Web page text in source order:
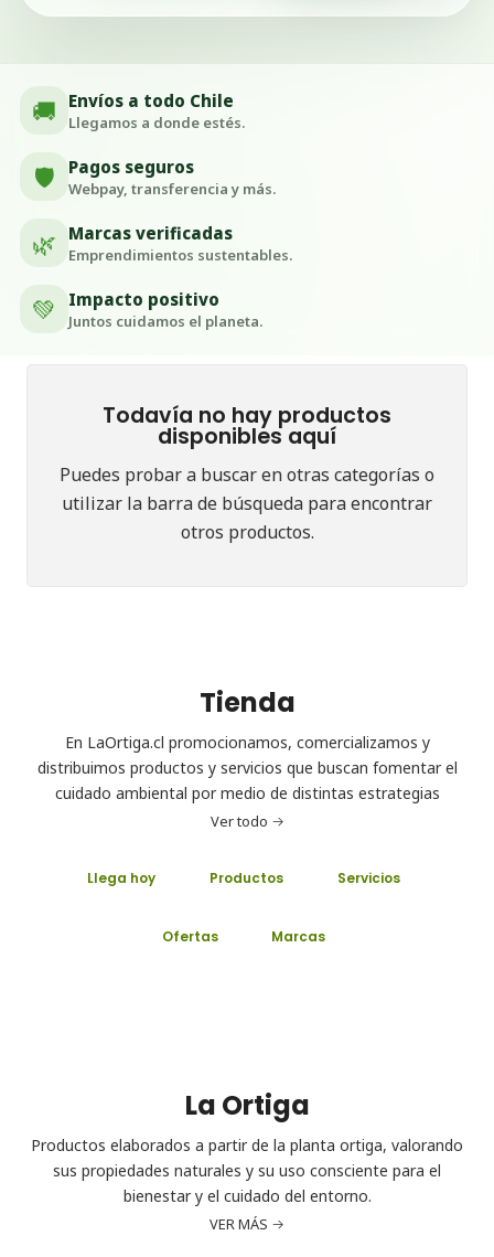
🚚 Envíos a todo Chile
Llegamos a donde estés.
🛡️ Pagos seguros
Webpay, transferencia y más.
🌿 Marcas verificadas
Emprendimientos sustentables.
💚 Impacto positivo
Juntos cuidamos el planeta.
Todavía no hay productos
disponibles aquí
Puedes probar a buscar en otras categorías o
utilizar la barra de búsqueda para encontrar
otros productos.
Tienda
En LaOrtiga.cl promocionamos, comercializamos y
distribuimos productos y servicios que buscan fomentar el
cuidado ambiental por medio de distintas estrategias
Ver todo
Llega hoy Productos Servicios
Ofertas Marcas
La Ortiga
Productos elaborados a partir de la planta ortiga, valorando
sus propiedades naturales y su uso consciente para el
bienestar y el cuidado del entorno.
VER MÁS